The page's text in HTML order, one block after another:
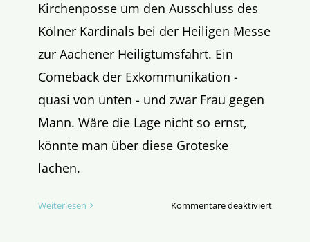
Kirchenposse um den Ausschluss des
Kölner Kardinals bei der Heiligen Messe
zur Aachener Heiligtumsfahrt. Ein
Comeback der Exkommunikation -
quasi von unten - und zwar Frau gegen
Mann. Wäre die Lage nicht so ernst,
könnte man über diese Groteske
lachen.
Weiterlesen Kommentare deaktiviertfür